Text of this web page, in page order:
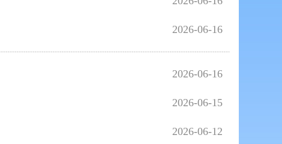
2026-06-16
2026-06-16
2026-06-15
2026-06-12